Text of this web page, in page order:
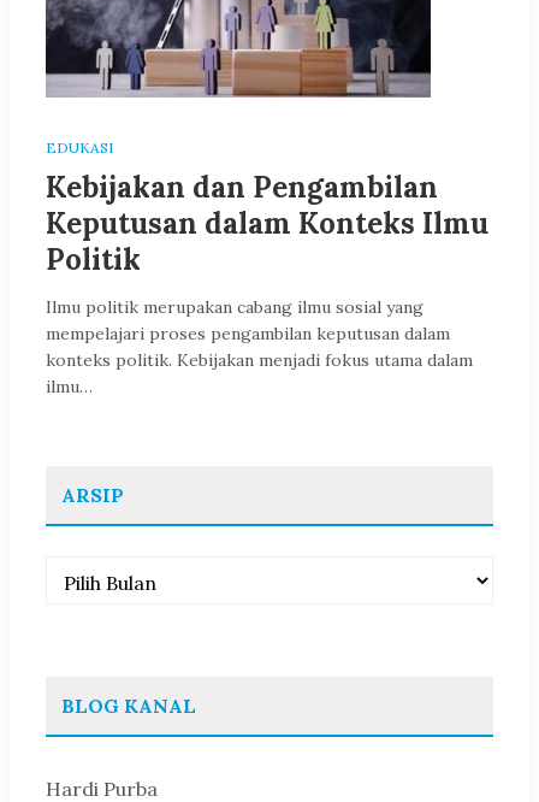
EDUKASI
Kebijakan dan Pengambilan
Keputusan dalam Konteks Ilmu
Politik
Ilmu politik merupakan cabang ilmu sosial yang
mempelajari proses pengambilan keputusan dalam
konteks politik. Kebijakan menjadi fokus utama dalam
ilmu…
ARSIP
Arsip
BLOG KANAL
Hardi Purba